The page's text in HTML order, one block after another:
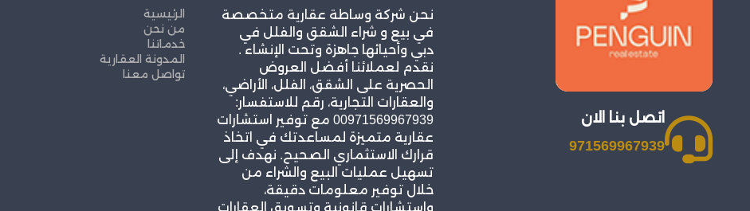
اتصل بنا الان
971569967939
نحن شركة وساطة عقارية متخصصة
في بيع و شراء الشقق والفلل في
دبي وأحيائها جاهزة وتحت الإنشاء .
نقدم لعملائنا أفضل العروض
الحصرية على الشقق، الفلل، الأراضي،
والعقارات التجارية، رقم للاستفسار:
00971569967939 مع توفير استشارات
عقارية متميزة لمساعدتك في اتخاذ
قرارك الاستثماري الصحيح. نهدف إلى
تسهيل عمليات البيع والشراء من
خلال توفير معلومات دقيقة،
واستشارات قانونية وتسويق العقارات
الرئيسية
من نحن
خدماتنا
المدونة العقارية
تواصل معنا